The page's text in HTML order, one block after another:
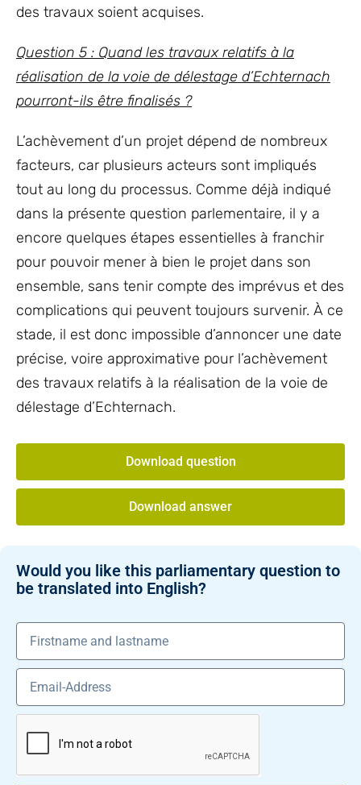
des travaux soient acquises.
Question 5 : Quand les travaux relatifs à la
réalisation de la voie de délestage d’Echternach
pourront-ils être finalisés ?
L’achèvement d’un projet dépend de nombreux
facteurs, car plusieurs acteurs sont impliqués
tout au long du processus. Comme déjà indiqué
dans la présente question parlementaire, il y a
encore quelques étapes essentielles à franchir
pour pouvoir mener à bien le projet dans son
ensemble, sans tenir compte des imprévus et des
complications qui peuvent toujours survenir. À ce
stade, il est donc impossible d’annoncer une date
précise, voire approximative pour l’achèvement
des travaux relatifs à la réalisation de la voie de
délestage d’Echternach.
Download question
Download answer
Would you like this parliamentary question to
be translated into English?